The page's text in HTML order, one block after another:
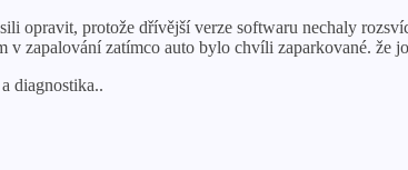
opravit, protože dřívější verze softwaru nechaly
v zapalování zatímco auto bylo chvíli zaparkované. že
diagnostika..